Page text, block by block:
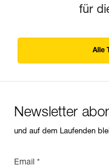
für
Alle
Newsletter
und auf dem Laufenden
Email *